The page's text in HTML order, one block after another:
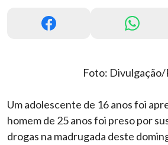
Foto:
Um adolescente de 16 anos foi
homem de 25 anos foi preso por
drogas na madrugada deste